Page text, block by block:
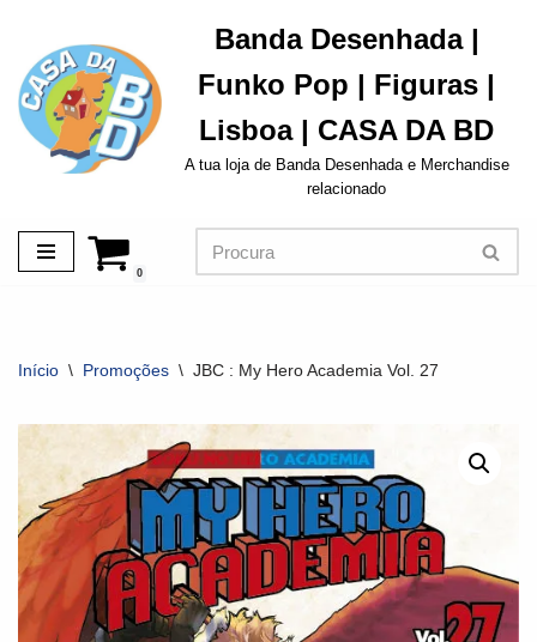
Avançar
para
o
conteúdo
Banda Desenhada |
Funko Pop | Figuras |
Lisboa | CASA DA BD
A tua loja de Banda Desenhada e Merchandise
relacionado
0
Início \ Promoções \ JBC : My Hero Academia Vol. 27